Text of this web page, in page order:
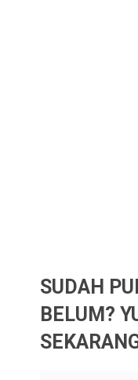
SUDAH
BELUM?